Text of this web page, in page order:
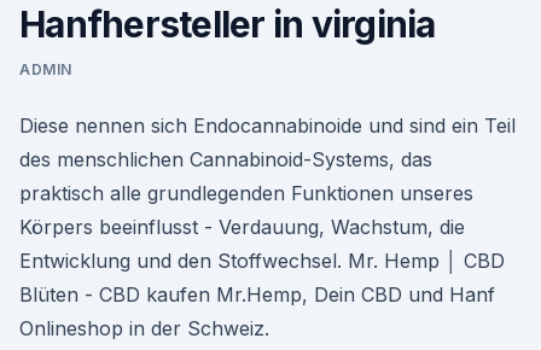
Hanfhersteller in virginia
ADMIN
Diese nennen sich Endocannabinoide und sind ein Teil
des menschlichen Cannabinoid-Systems, das
praktisch alle grundlegenden Funktionen unseres
Körpers beeinflusst - Verdauung, Wachstum, die
Entwicklung und den Stoffwechsel. Mr. Hemp │ CBD
Blüten - CBD kaufen Mr.Hemp, Dein CBD und Hanf
Onlineshop in der Schweiz.